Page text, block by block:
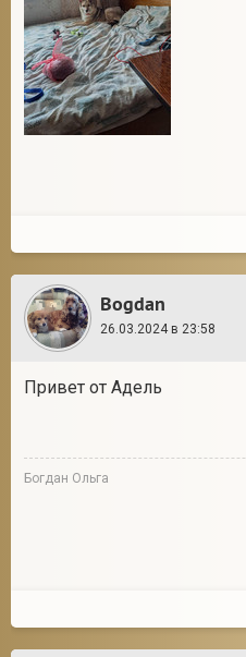
Bogdan
26.03.2024 в 23:58
Привет от Адель
Богдан Ольга